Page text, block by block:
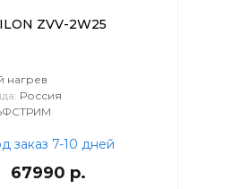
ZVV-2W25
нагрев
Россия
заказ 7-10 дней
67990 р.